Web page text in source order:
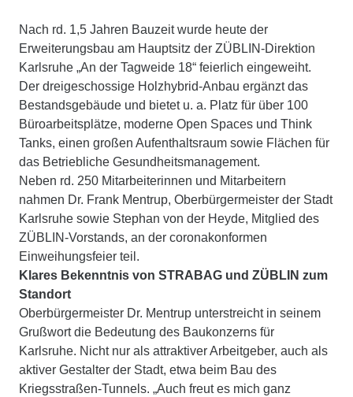
Nach rd. 1,5 Jahren Bauzeit wurde heute der
Erweiterungsbau am Hauptsitz der ZÜBLIN-Direktion
Karlsruhe „An der Tagweide 18“ feierlich eingeweiht.
Der dreigeschossige Holzhybrid-Anbau ergänzt das
Bestandsgebäude und bietet u. a. Platz für über 100
Büroarbeitsplätze, moderne Open Spaces und Think
Tanks, einen großen Aufenthaltsraum sowie Flächen für
das Betriebliche Gesundheitsmanagement.
Neben rd. 250 Mitarbeiterinnen und Mitarbeitern
nahmen Dr. Frank Mentrup, Oberbürgermeister der Stadt
Karlsruhe sowie Stephan von der Heyde, Mitglied des
ZÜBLIN-Vorstands, an der coronakonformen
Einweihungsfeier teil.
Klares Bekenntnis von STRABAG und ZÜBLIN zum
Standort
Oberbürgermeister Dr. Mentrup unterstreicht in seinem
Grußwort die Bedeutung des Baukonzerns für
Karlsruhe. Nicht nur als attraktiver Arbeitgeber, auch als
aktiver Gestalter der Stadt, etwa beim Bau des
Kriegsstraßen-Tunnels. „Auch freut es mich ganz